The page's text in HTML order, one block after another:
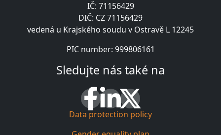
IČ: 71156429
DIČ: CZ 71156429
vedená u Krajského soudu v Ostravě L 12245
PIC number: 999806161
Sledujte nás také na
Data protection policy